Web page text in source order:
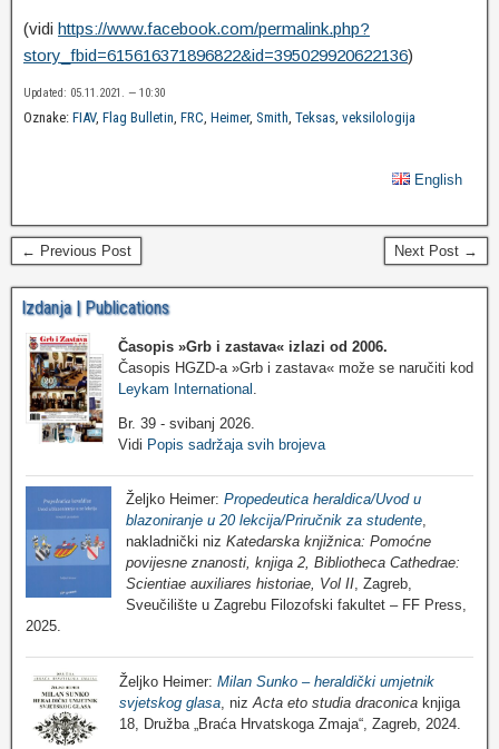
(vidi https://www.facebook.com/permalink.php?
story_fbid=615616371896822&id=395029920622136)
Updated: 05.11.2021. — 10:30
Oznake: FIAV, Flag Bulletin, FRC, Heimer, Smith, Teksas, veksilologija
English
← Previous Post Next Post →
Izdanja | Publications
Časopis »Grb i zastava« izlazi od 2006.
Časopis HGZD-a »Grb i zastava« može se naručiti kod
Leykam International
Br. 39 - svibanj 2026.
Vidi Popis sadržaja svih brojeva
Željko Heimer: Propedeutica heraldica/Uvod u
blazoniranje u 20 lekcija/Priručnik za studente,
nakladnički niz Katedarska knjižnica: Pomoćne
povijesne znanosti, knjiga 2, Bibliotheca Cathedrae:
Scientiae auxiliares historiae, Vol II, Zagreb,
Sveučilište u Zagrebu Filozofski fakultet – FF Press,
2025.
Željko Heimer: Milan Sunko – heraldički umjetnik
svjetskog glasa , niz Acta eto studia draconica knjiga
18, Družba „Braća Hrvatskoga Zmaja“, Zagreb, 2024.